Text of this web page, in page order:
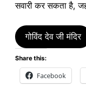
सवारी कर सकता है,
गोविंद देव जी मंदिर
Share this:
Facebook